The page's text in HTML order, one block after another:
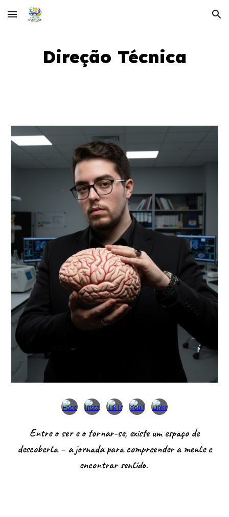
Skip to main content Skip to navigation
Direção Técnica
Entre o ser e o tornar-se, existe um espaço de
descoberta – a jornada para compreender a mente e
encontrar sentido.